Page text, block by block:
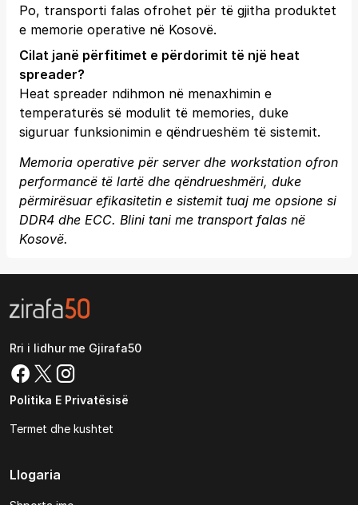
Po, transporti falas ofrohet për të gjitha produktet
e memorie operative në Kosovë.
Cilat janë përfitimet e përdorimit të një heat
spreader?
Heat spreader ndihmon në menaxhimin e
temperaturës së modulit të memories, duke
siguruar funksionimin e qëndrueshëm të sistemit.
Memoria operative për server dhe workstation ofron
performancë të lartë dhe qëndrueshmëri, duke
përmirësuar efikasitetin e sistemit tuaj me opsione si
DDR4 dhe ECC. Blini tani me transport falas në
Kosovë.
Rri i lidhur me Gjirafa50
Politika E Privatësisë
Termet dhe kushtet
Llogaria